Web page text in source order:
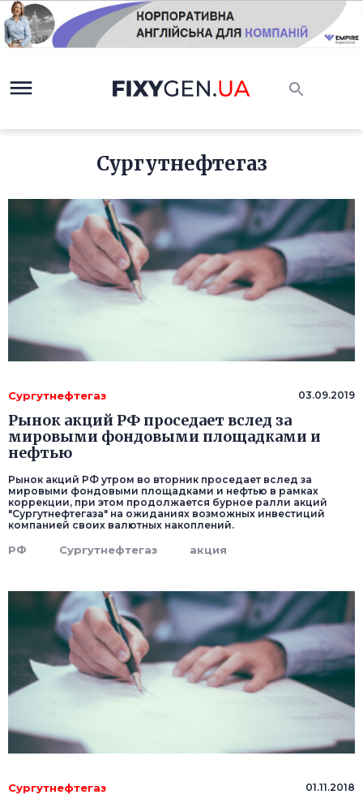
Сургутнефтегаз
Сургутнефтегаз 03.09.2019
Рынок акций РФ проседает вслед за
мировыми фондовыми площадками и
нефтью
Рынок акций РФ утром во вторник проседает вслед за
мировыми фондовыми площадками и нефтью в рамках
коррекции, при этом продолжается бурное ралли акций
"Сургутнефтегаза" на ожиданиях возможных инвестиций
компанией своих валютных накоплений.
РФ Сургутнефтегаз акция
Сургутнефтегаз 01.11.2018